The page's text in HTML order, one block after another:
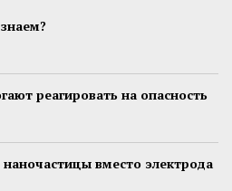
реагировать на опасность
вместо электрода